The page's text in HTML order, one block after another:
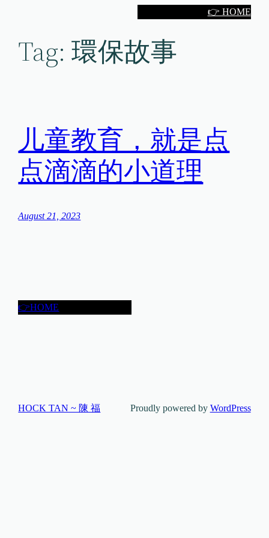
👉 HOME
Tag:環保故事
儿童教育，就是点
点滴滴的小道理
August 21, 2023
👉HOME
HOCK TAN ~ 陳 福 Proudly powered by WordPress